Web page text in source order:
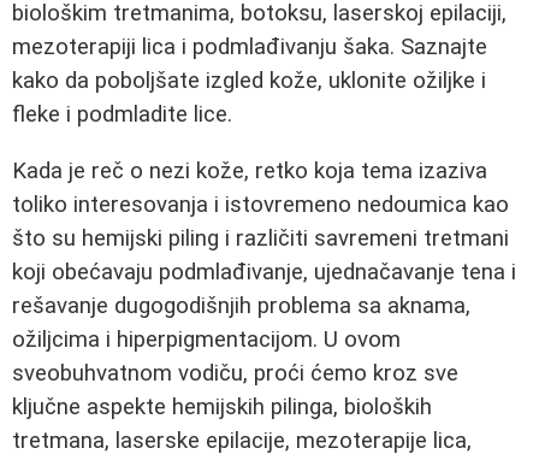
biološkim tretmanima, botoksu, laserskoj epilaciji,
mezoterapiji lica i podmlađivanju šaka. Saznajte
kako da poboljšate izgled kože, uklonite ožiljke i
fleke i podmladite lice.
Kada je reč o nezi kože, retko koja tema izaziva
toliko interesovanja i istovremeno nedoumica kao
što su hemijski piling i različiti savremeni tretmani
koji obećavaju podmlađivanje, ujednačavanje tena i
rešavanje dugogodišnjih problema sa aknama,
ožiljcima i hiperpigmentacijom. U ovom
sveobuhvatnom vodiču, proći ćemo kroz sve
ključne aspekte hemijskih pilinga, bioloških
tretmana, laserske epilacije, mezoterapije lica,